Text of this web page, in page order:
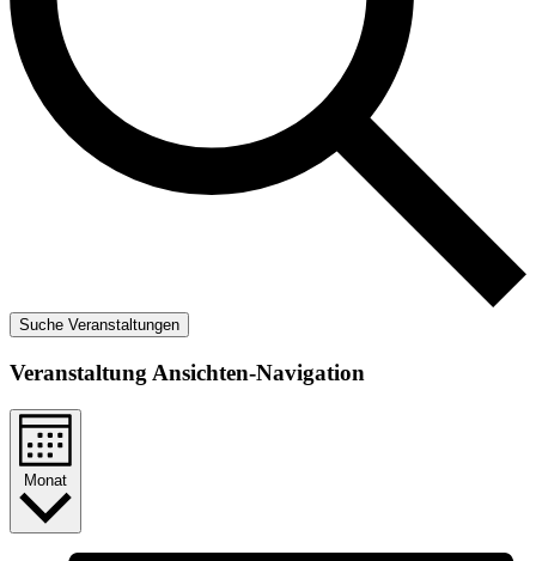
Suche Veranstaltungen
Veranstaltung Ansichten-Navigation
Monat